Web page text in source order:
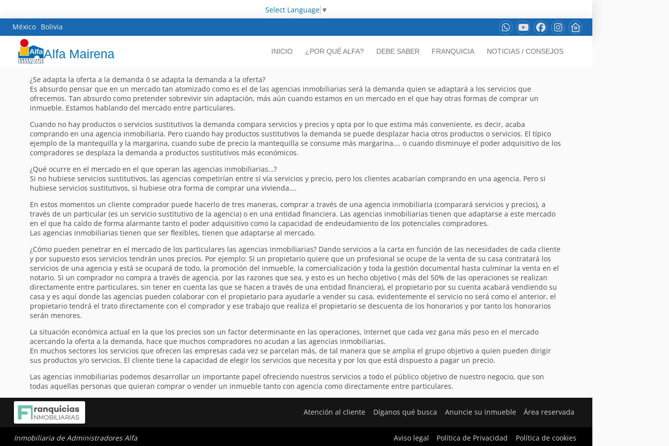
Select Language ▼
México Bolivia
Alfa Mairena INICIO ¿POR QUÉ ALFA? DEBE SABER FRANQUICIA NOTICIAS / CONSEJOS
¿Se adapta la oferta a la demanda ó se adapta la demanda a la oferta?
Es absurdo pensar que en un mercado tan atomizado como es el de las agencias inmobiliarias será la demanda quien se adaptará a los servicios que
ofrecemos. Tan absurdo como pretender sobrevivir sin adaptación, más aún cuando estamos en un mercado en el que hay otras formas de comprar un
inmueble. Estamos hablando del mercado entre particulares.
Cuando no hay productos o servicios sustitutivos la demanda compara servicios y precios y opta por lo que estima más conveniente, es decir, acaba
comprando en una agencia inmobiliaria. Pero cuando hay productos sustitutivos la demanda se puede desplazar hacia otros productos o servicios. El típico
ejemplo de la mantequilla y la margarina, cuando sube de precio la mantequilla se consume más margarina…. o cuando disminuye el poder adquisitivo de los
compradores se desplaza la demanda a productos sustitutivos más económicos.
¿Qué ocurre en el mercado en el que operan las agencias inmobiliarias…?
Si no hubiese servicios sustitutivos, las agencias competirían entre sí vía servicios y precio, pero los clientes acabarían comprando en una agencia. Pero si
hubiese servicios sustitutivos, si hubiese otra forma de comprar una vivienda….
En estos momentos un cliente comprador puede hacerlo de tres maneras, comprar a través de una agencia inmobiliaria (comparará servicios y precios), a
través de un particular (es un servicio sustitutivo de la agencia) o en una entidad financiera. Las agencias inmobiliarias tienen que adaptarse a este mercado
en el que ha caído de forma alarmante tanto el poder adquisitivo como la capacidad de endeudamiento de los potenciales compradores.
Las agencias inmobiliarias tienen que ser flexibles, tienen que adaptarse al mercado.
¿Cómo pueden penetrar en el mercado de los particulares las agencias inmobiliarias? Dando servicios a la carta en función de las necesidades de cada cliente
y por supuesto esos servicios tendrán unos precios. Por ejemplo: Si un propietario quiere que un profesional se ocupe de la venta de su casa contratará los
servicios de una agencia y está se ocupará de todo, la promoción del inmueble, la comercialización y toda la gestión documental hasta culminar la venta en el
notario. Si un comprador no compra a través de agencia, por las razones que sea, y esto es un hecho objetivo ( más del 50% de las operaciones se realizan
directamente entre particulares, sin tener en cuenta las que se hacen a través de una entidad financiera), el propietario por su cuenta acabará vendiendo su
casa y es aquí donde las agencias pueden colaborar con el propietario para ayudarle a vender su casa, evidentemente el servicio no será como el anterior, el
propietario tendrá el trato directamente con el comprador y ese trabajo que realiza el propietario se descuenta de los honorarios y por tanto los honorarios
serán menores.
La situación económica actual en la que los precios son un factor determinante en las operaciones, Internet que cada vez gana más peso en el mercado
acercando la oferta a la demanda, hace que muchos compradores no acudan a las agencias inmobiliarias.
En muchos sectores los servicios que ofrecen las empresas cada vez se parcelan más, de tal manera que se amplia el grupo objetivo a quien pueden dirigir
sus productos y/o servicios. El cliente tiene la capacidad de elegir los servicios que necesita y por los que está dispuesto a pagar un precio.
Las agencias inmobiliarias podemos desarrollar un importante papel ofreciendo nuestros servicios a todo el público objetivo de nuestro negocio, que son
todas aquellas personas que quieran comprar o vender un inmueble tanto con agencia como directamente entre particulares.
Atención al cliente Díganos qué busca Anuncie su inmueble Área reservada
Inmobiliaria de Administradores Alfa Aviso legal Política de Privacidad Política de cookies